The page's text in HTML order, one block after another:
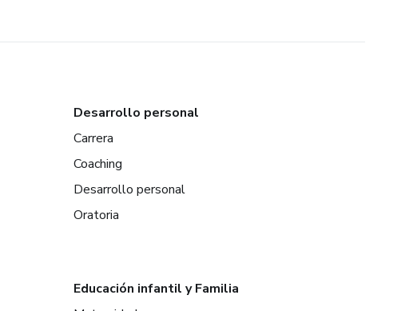
Desarrollo personal
Carrera
Coaching
Desarrollo personal
Oratoria
Educación infantil y Familia